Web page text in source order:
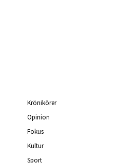
Krönikörer
Opinion
Fokus
Kultur
Sport